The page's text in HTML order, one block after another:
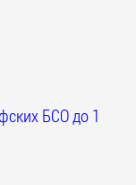
БСО до 1